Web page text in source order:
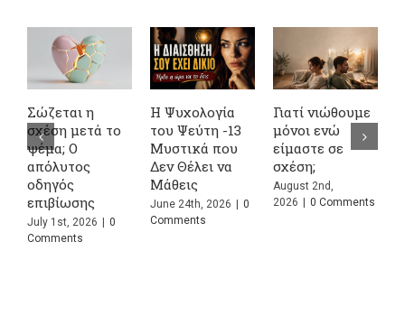
Σώζεται η
σχέση μετά το
ψέμα; Ο
απόλυτος
οδηγός
επιβίωσης
July 1st, 2026
0
Comments
Η Ψυχολογία
του Ψεύτη -13
Μυστικά που
Δεν Θέλει να
Μάθεις
June 24th, 2026
0
Comments
Γιατί νιώθουμε
μόνοι ενώ
είμαστε σε
σχέση;
August 2nd,
2026
0 Comments